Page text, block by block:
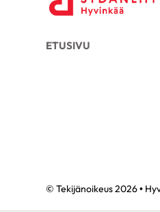
ETUSIVU
© Tekijänoikeus 2026 •